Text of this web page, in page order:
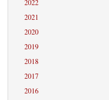
2022
2021
2020
2019
2018
2017
2016